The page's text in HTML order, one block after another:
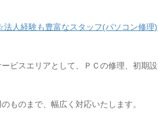
人経験も豊富なスタッフ(パソコン修理)
ビスエリアとして、ＰＣの修理、初期設
ものまで、幅広く対応いたします。